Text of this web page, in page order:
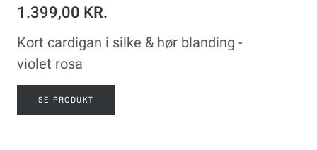
1.399,00 KR.
Kort cardigan i silke & hør blanding -
violet rosa
SE PRODUKT